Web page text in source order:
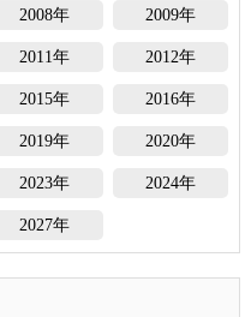
2008年 2009年
2011年 2012年
2015年 2016年
2019年 2020年
2023年 2024年
2027年